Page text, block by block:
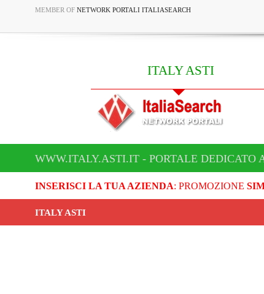
MEMBER OF NETWORK PORTALI ITALIASEARCH
ITALY ASTI
WWW.ITALY.ASTI.IT - PORTALE DEDICATO
INSERISCI LA TUA AZIENDA: PROMOZIONE
ITALY ASTI